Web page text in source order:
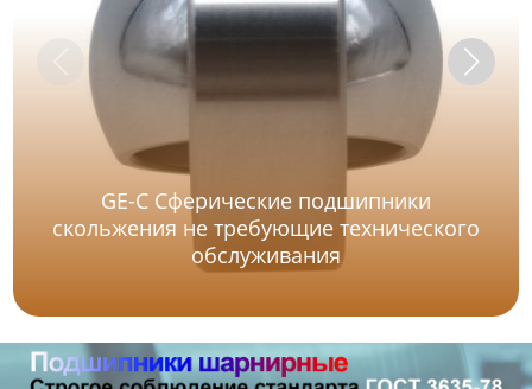
GE-C Сферические подшипники
скольжения не требующие технического
обслуживания